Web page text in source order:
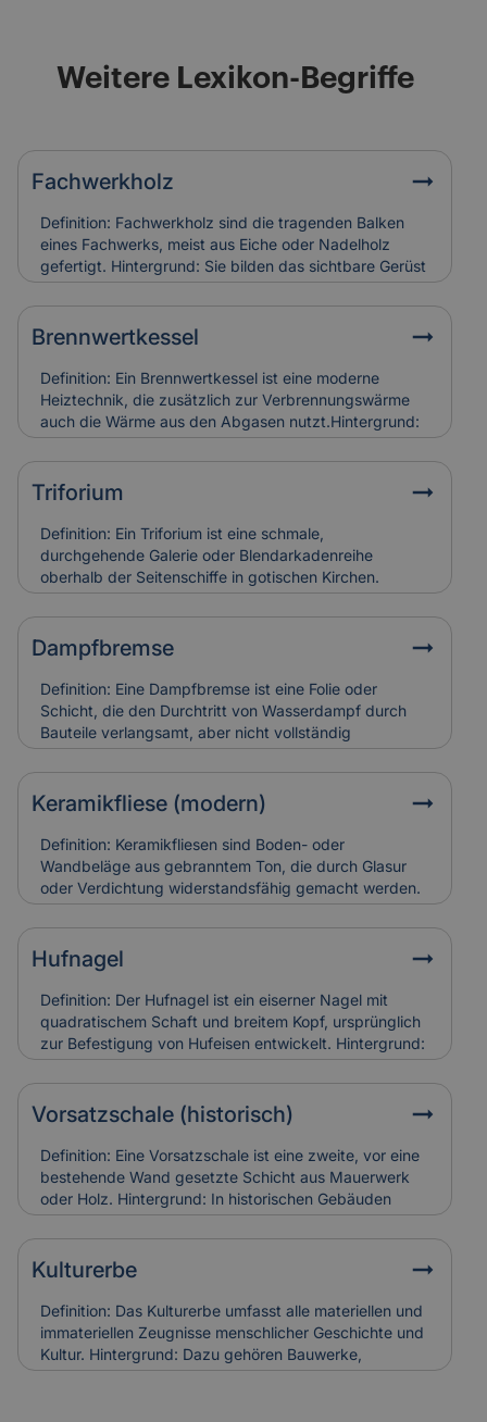
Weitere Lexikon-Begriffe
Fachwerkholz
Definition: Fachwerkholz sind die tragenden Balken
eines Fachwerks, meist aus Eiche oder Nadelholz
gefertigt. Hintergrund: Sie bilden das sichtbare Gerüst
der Konstruktion und sind durch Zapfen, Dübel oder
Verblattungen miteinander verbunden. Fachwerkholz
bestimmt Stabilität und Erscheinungsbild eines
oder Schädlingsbefall am Fachwerkholz führen zu
hohen Restaurierungskosten, die Versicherungen bei
denkmalgerechter Instandsetzung berücksichtigen.
Brennwertkessel
Definition: Ein Brennwertkessel ist eine moderne
Heiztechnik, die zusätzlich zur Verbrennungswärme
auch die Wärme aus den Abgasen nutzt.Hintergrund:
Dadurch arbeitet der Kessel besonders effizient und
spart Energie im Vergleich zu älteren Heizsystemen. In
Alt- und Denkmalgebäuden wird er häufig in
eingesetzt.Relevanz für Versicherung:
Brennwertkessel senken Betriebskosten, erfordern
aber eine regelmäßige Wartung. Schäden durch
Kondensat oder Abgasfehler werden in der
Gebäudeversicherung individuell bewertet.
Triforium
Definition: Ein Triforium ist eine schmale,
durchgehende Galerie oder Blendarkadenreihe
oberhalb der Seitenschiffe in gotischen Kirchen.
Hintergrund: Es dient vor allem der Gliederung der
Innenwand und trägt zur Lichtführung und optischen
Tiefe des Raumes bei. Relevanz für Versicherung:
Schäden an Triforien sind häufig schwer zugänglich
und teuer in der Restaurierung. Versicherungen
bewerten sie entsprechend ihres künstlerischen und
baulichen Werts.
Dampfbremse
Definition: Eine Dampfbremse ist eine Folie oder
Schicht, die den Durchtritt von Wasserdampf durch
Bauteile verlangsamt, aber nicht vollständig
verhindert.Hintergrund: Sie wird vor allem in Dach-
und Wandkonstruktionen eingesetzt, um
Feuchtigkeitsansammlungen in der Dämmung zu
vermeiden. So bleibt die Bausubstanz trocken und
schimmelresistent.Relevanz für Versicherung: Falsch
verlegte Dampfbremsen können Feuchtigkeitsschäden
verursachen. Versicherungen berücksichtigen sie bei
der Schadensanalyse und Bewertung der
Bauausführung.
Keramikfliese (modern)
Definition: Keramikfliesen sind Boden- oder
Wandbeläge aus gebranntem Ton, die durch Glasur
oder Verdichtung widerstandsfähig gemacht werden.
Hintergrund: Moderne Varianten sind besonders
langlebig, pflegeleicht und in vielen Designs erhältlich.
Sie werden häufig zur Sanierung älterer Gebäude
eingesetzt, um historische Räume zeitgemäß nutzbar
zu machen. Relevanz für Versicherung: Keramikfliesen
gelten als robust, können aber bei
Leitungswasserschäden hohe Reparaturkosten
verursachen, wenn sie vollständig ersetzt werden
müssen.
Hufnagel
Definition: Der Hufnagel ist ein eiserner Nagel mit
quadratischem Schaft und breitem Kopf, ursprünglich
zur Befestigung von Hufeisen entwickelt. Hintergrund:
In historischen Gebäuden fand er auch als
Befestigungselement in Holzbau oder Dachdeckung
Verwendung. Alte Hufnägel sind oft handgeschmiedet
und zeugen von traditioneller Bauweise. Relevanz für
Versicherung: Korrodierte Hufnägel können
Holzschäden verursachen. Bei Restaurierungen
werden sie häufig ersetzt, was in die
Versicherungskalkulation denkmalgerechter
Sanierungen einfließt.
Vorsatzschale (historisch)
Definition: Eine Vorsatzschale ist eine zweite, vor eine
bestehende Wand gesetzte Schicht aus Mauerwerk
oder Holz. Hintergrund: In historischen Gebäuden
diente sie oft dem Witterungsschutz oder der
optischen Aufwertung einer Fassade. Heute wird sie
auch zur Verbesserung der Wärmedämmung genutzt.
historischen Vorsatzschalen können
Feuchtigkeitsschäden verursachen. Ihr Zustand wird
bei der Gebäudebewertung und Schadenanalyse mit
einbezogen.
Kulturerbe
Definition: Das Kulturerbe umfasst alle materiellen und
immateriellen Zeugnisse menschlicher Geschichte und
Kultur. Hintergrund: Dazu gehören Bauwerke,
Kunstwerke, Traditionen und Handwerksformen, die